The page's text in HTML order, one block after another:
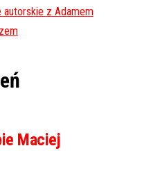
autorskie z Adamem
Maciej